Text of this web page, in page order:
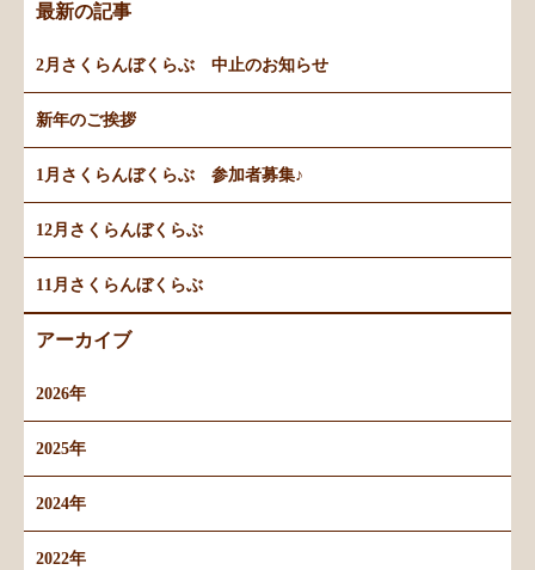
最新の記事
2月さくらんぼくらぶ 中止のお知らせ
新年のご挨拶
1月さくらんぼくらぶ 参加者募集♪
12月さくらんぼくらぶ
11月さくらんぼくらぶ
アーカイブ
2026年
2025年
2024年
2022年